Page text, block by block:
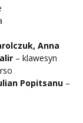
Anna
– klawesyn
Popitsanu –